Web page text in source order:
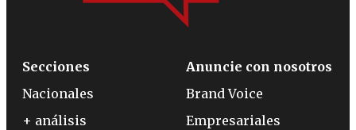
Secciones
Nacionales
+ análisis
Anuncie con nosotros
Brand Voice
Empresariales